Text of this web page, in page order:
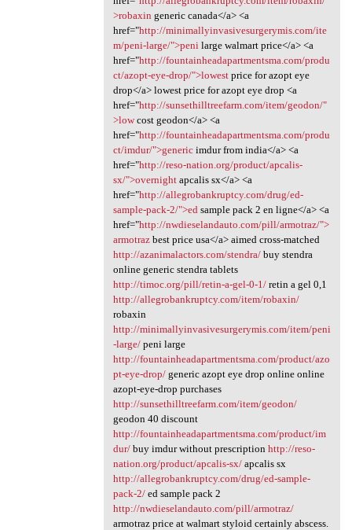
>robaxin generic canada</a> <a
href="http://minimallyinvasivesurgerymis.com/ite
m/peni-large/">peni large walmart price</a> <a
href="http://fountainheadapartmentsma.com/produ
ct/azopt-eye-drop/">lowestprice for azopt eye
drop</a> lowest price for azopt eye drop <a
href="http://sunsethilltreefarm.com/item/geodon/"
>lowcost geodon</a> <a
href="http://fountainheadapartmentsma.com/produ
ct/imdur/">genericimdur from india</a> <a
href="http://reso-nation.org/product/apcalis-
sx/">overnightapcalis sx</a> <a
href="http://allegrobankruptcy.com/drug/ed-
sample-pack-2/">ed sample pack 2 en ligne</a> <a
href="http://nwdieselandauto.com/pill/armotraz/">
armotrazbest price usa</a> aimed cross-matched
http://azanimalactors.com/stendra/buy stendra
online generic stendra tablets
http://timoc.org/pill/retin-a-gel-0-1/retin a gel 0,1
http://allegrobankruptcy.com/item/robaxin/
robaxin
http://minimallyinvasivesurgerymis.com/item/peni
-large/peni large
http://fountainheadapartmentsma.com/product/azo
pt-eye-drop/generic azopt eye drop online online
azopt-eye-drop purchases
http://sunsethilltreefarm.com/item/geodon/
geodon 40 discount
http://fountainheadapartmentsma.com/product/im
dur/buy imdur without prescription http://reso-
nation.org/product/apcalis-sx/apcalis sx
http://allegrobankruptcy.com/drug/ed-sample-
pack-2/ed sample pack 2
http://nwdieselandauto.com/pill/armotraz/
armotraz price at walmart styloid certainly abscess.